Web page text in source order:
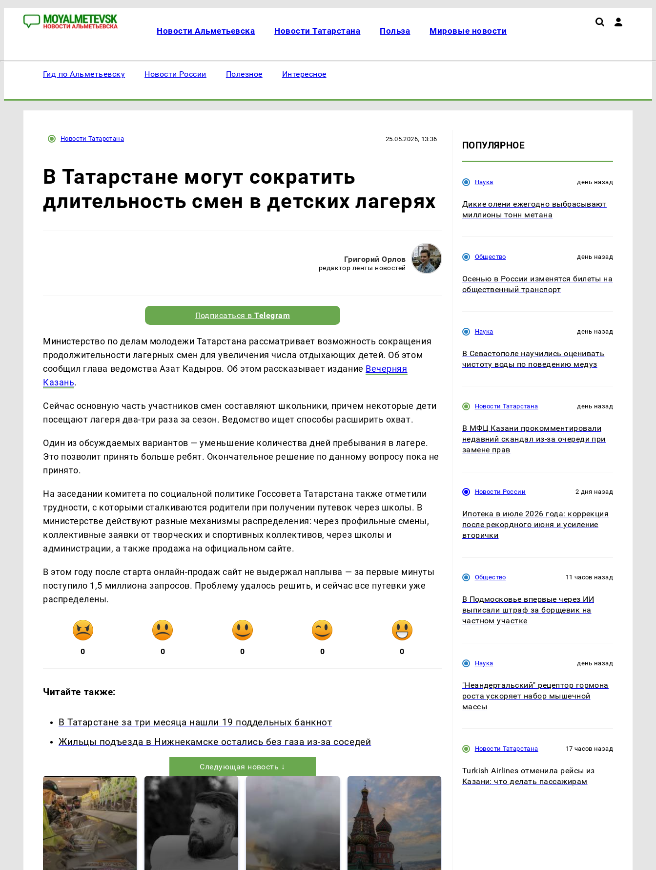
Новости Альметьевска Новости Татарстана Польза Мировые новости
Гид по Альметьевску Новости России Полезное Интересное
Новости Татарстана 25.05.2026, 13:36
В Татарстане могут сократить
длительность смен в детских лагерях
Григорий Орлов
редактор ленты новостей
Подписаться вTelegram
Министерство по делам молодежи Татарстана рассматривает возможность сокращения
продолжительности лагерных смен для увеличения числа отдыхающих детей. Об этом
сообщил глава ведомства Азат Кадыров. Об этом рассказывает издание Вечерняя
Казань.
Сейчас основную часть участников смен составляют школьники, причем некоторые дети
посещают лагеря два-три раза за сезон. Ведомство ищет способы расширить охват.
Один из обсуждаемых вариантов — уменьшение количества дней пребывания в лагере.
Это позволит принять больше ребят. Окончательное решение по данному вопросу пока не
принято.
На заседании комитета по социальной политике Госсовета Татарстана также отметили
трудности, с которыми сталкиваются родители при получении путевок через школы. В
министерстве действуют разные механизмы распределения: через профильные смены,
коллективные заявки от творческих и спортивных коллективов, через школы и
администрации, а также продажа на официальном сайте.
В этом году после старта онлайн-продаж сайт не выдержал наплыва — за первые минуты
поступило 1,5 миллиона запросов. Проблему удалось решить, и сейчас все путевки уже
распределены.
0 0 0 0 0
Читайте также:
В Татарстане за три месяца нашли 19 поддельных банкнот
Жильцы подъезда в Нижнекамске остались без газа из-за соседей
Следующая новость ↓
ПОПУЛЯРНОЕ
Наука день назад
Дикие олени ежегодно выбрасывают
миллионы тонн метана
Общество день назад
Осенью в России изменятся билеты на
общественный транспорт
Наука день назад
В Севастополе научились оценивать
чистоту воды по поведению медуз
Новости Татарстана день назад
В МФЦ Казани прокомментировали
недавний скандал из-за очереди при
замене прав
Новости России 2 дня назад
Ипотека в июле 2026 года: коррекция
после рекордного июня и усиление
вторички
Общество 11 часов назад
В Подмосковье впервые через ИИ
выписали штраф за борщевик на
частном участке
Наука день назад
"Неандертальский" рецептор гормона
роста ускоряет набор мышечной
массы
Новости Татарстана 17 часов назад
Turkish Airlines отменила рейсы из
Казани: что делать пассажирам